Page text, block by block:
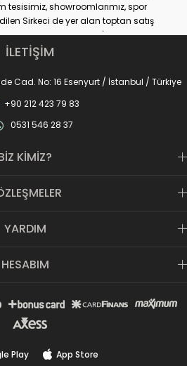
showroomlarımız, spor
Sirkeci de yer alan toptan satış
yaklaşık 300 bayimiz, İstanbul’da 10
hizmet eden e-ticaret sanal
günden güne büyüyerek sektöre,
ülkemize hizmet etmektedir.
İLETİŞİM
Cad. No: 16 Esenyurt / İstanbul / Türkiye
+90 212 423 79 83
0531 546 28 37
KİMİZ?
YARDIM
HESABIM
Play App Store